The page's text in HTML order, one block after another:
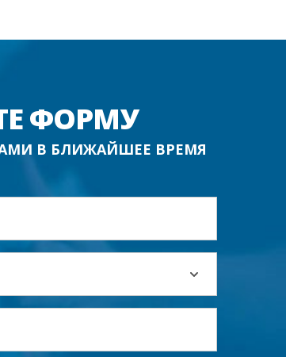
ФОРМУ
В БЛИЖАЙШЕЕ ВРЕМЯ